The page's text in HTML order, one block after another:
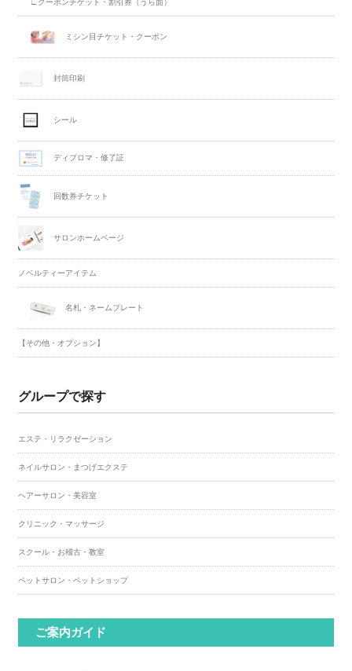
∟クーポンチケット・割引券（うら面）
ミシン目チケット・クーポン
封筒印刷
シール
ディプロマ・修了証
回数券チケット
サロンホームページ
ノベルティーアイテム
名札・ネームプレート
【その他・オプション】
グループで探す
エステ・リラクゼーション
ネイルサロン・まつげエクステ
ヘアーサロン・美容室
クリニック・マッサージ
スクール・お稽古・教室
ペットサロン・ペットショップ
ご案内ガイド